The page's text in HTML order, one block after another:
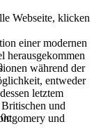
Webseite, klicken
einer modernen
herausgekommen
während der
entweder
letztem
und
und